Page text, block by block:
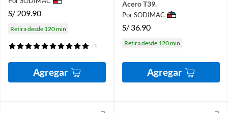
S/ 209.90
Retira desde 120 min
(1)
Agregar
Acero T39.
Por SODIMAC
S/ 36.90
Retira desde 120 min
Agregar